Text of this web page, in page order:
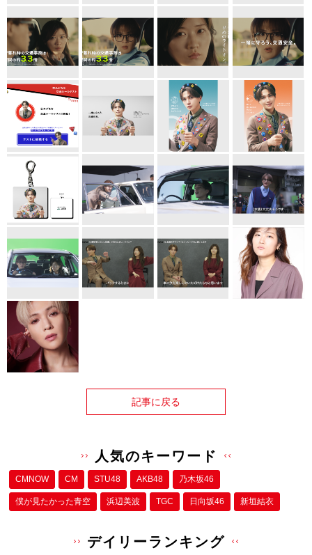
記事に戻る
人気のキーワード
CMNOW CM STU48 AKB48 乃木坂46
僕が⾒たかった⻘空 浜辺美波 TGC 日向坂46 新垣結衣
デイリーランキング